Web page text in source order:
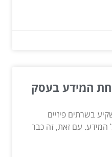
המידע בעסק
בשרתים פיזיים
המידע. עם זאת, זה כבר